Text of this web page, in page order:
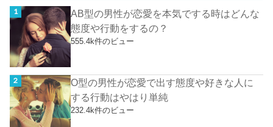
AB型の男性が恋愛を本気でする時はどんな
態度や行動をするの？
555.4k件のビュー
O型の男性が恋愛で出す態度や好きな人に
する行動はやはり単純
232.4k件のビュー